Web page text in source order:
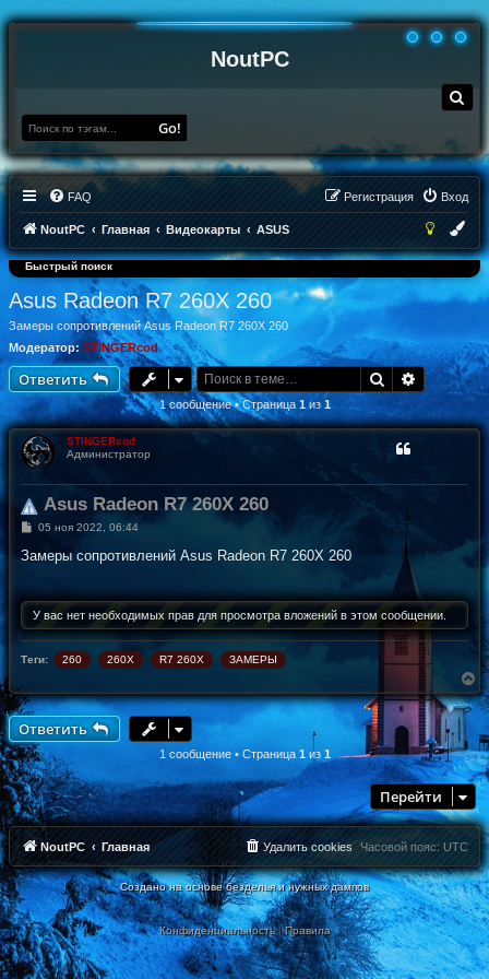
NoutPC
о
Go!
FAQ Вход
Регистрация
NoutPC Главная Видеокарты ASUS
Быстрый поиск
Asus Radeon R7 260X 260
Замеры сопротивлений Asus Radeon R7 260X 260
Модератор: STINGERcod
Ответить Поиск
1 сообщение • Страница 1из 1
STINGERcod
Администратор
Asus Radeon R7 260X 260
С
о
н
и
е
05 ноя 2022, 06:44
Замеры сопротивлений Asus Radeon R7 260X 260
У вас нет необходимых прав для просмотра вложений в этом сообщении.
Теги: 260 260X R7 260X ЗАМЕРЫ
В
е
р
у
т
ь
с
я
к
н
а
ч
а
л
у
Ответить
1 сообщение • Страница 1из 1
Перейти
NoutPC Главная Часовой пояс: UTC
Удалить cookies
Создано на основе безделья и нужных дампов
Конфиденциальность|Правила